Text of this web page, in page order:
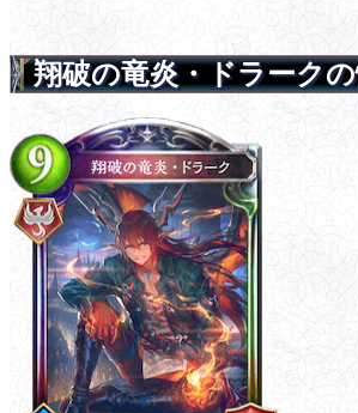
翔破の竜炎・ドラーク